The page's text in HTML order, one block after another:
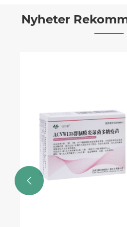
Nyheter
